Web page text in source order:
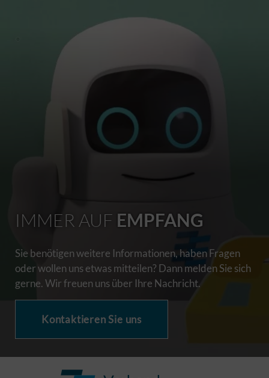
IMMER AUF EMPFANG
Sie benötigen weitere Informationen, haben Fragen
oder wollen uns etwas mitteilen? Dann melden Sie sich
gerne. Wir freuen uns über Ihre Nachricht.
Kontaktieren Sie uns